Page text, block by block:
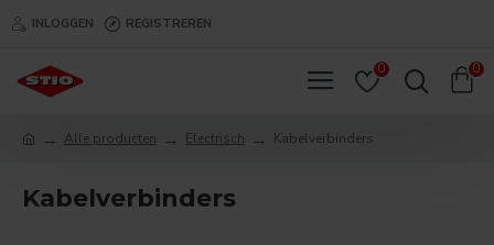
INLOGGEN REGISTREREN
0 0
Alle producten Electrisch Kabelverbinders
Kabelverbinders